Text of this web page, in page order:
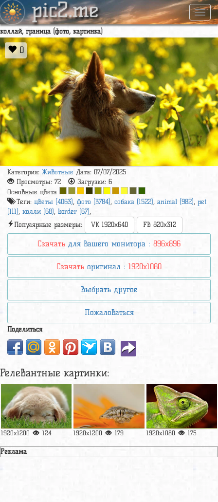
pic2.me
коллай, граница (фото, картинка)
0
Категория: Животные Дата: 07/07/2025
Просмотры: 72 Загрузки: 6
Основные цвета
Теги: цветы (4063), фото (3784), собака (1522), animal (982), pet
(111), колли (68), border (67),
Популярные размеры:
VK 1920x640 FB 820x312
Скачать для вашего монитора : 896x896
Скачать оригинал : 1920x1080
Выбрать другое
Пожаловаться
Поделиться
Релевантные картинки:
1920x1200 124 1920x1200 179 1920x1080 175
Реклама